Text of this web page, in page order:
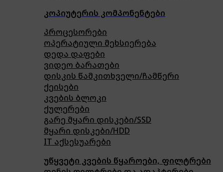
კოპიუტერის კომპონენტები
პროცესორები
ოპერატიული მეხსიერება
დედა დაფები
ვიდეო ბარათები
დისკის წამკითხველი/ჩამწერი
ქეისები
კვების ბლოკი
ქულერები
გარე მყარი დისკები/SSD
მყარი დისკები/HDD
IT აქსესუარები
უწყვეტი კვების წყაროები, ფილტრები